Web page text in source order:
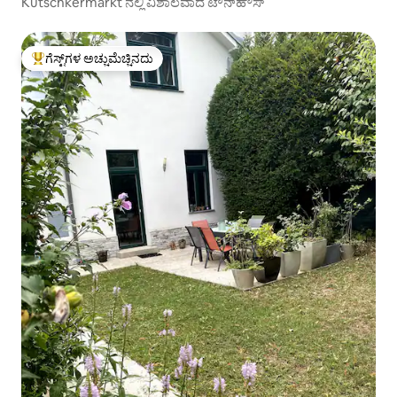
ಗೆಸ್ಟ್‌ಗಳಿಗೆ ಅತಿ ಹೆಚ್ಚು ಅಚ್ಚುಮೆಚ್ಚಿನದು
ಗೆಸ್ಟ್‌ಗಳ ಅಚ್ಚುಮೆಚ್ಚಿನದು